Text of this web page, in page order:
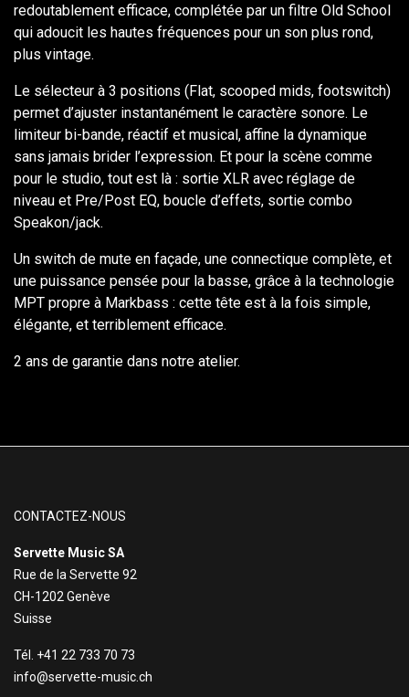
redoutablement efficace, complétée par un filtre Old School
qui adoucit les hautes fréquences pour un son plus rond,
plus vintage.
Le sélecteur à 3 positions (Flat, scooped mids, footswitch)
permet d’ajuster instantanément le caractère sonore. Le
limiteur bi-bande, réactif et musical, affine la dynamique
sans jamais brider l’expression. Et pour la scène comme
pour le studio, tout est là : sortie XLR avec réglage de
niveau et Pre/Post EQ, boucle d’effets, sortie combo
Speakon/jack.
Un switch de mute en façade, une connectique complète, et
une puissance pensée pour la basse, grâce à la technologie
MPT propre à Markbass : cette tête est à la fois simple,
élégante, et terriblement efficace.
2 ans de garantie dans notre atelier.
CONTACTEZ-NOUS
Servette Music SA
Rue de la Servette 92
CH-1202 Genève
Suisse
Tél. +41 22 733 70 73
info@servette-music.ch